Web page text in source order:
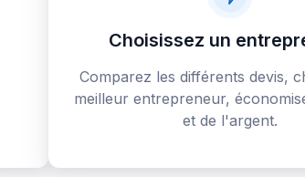
Choisissez un
Comparez les différents devis,
meilleur entrepreneur,
et de l'argent.